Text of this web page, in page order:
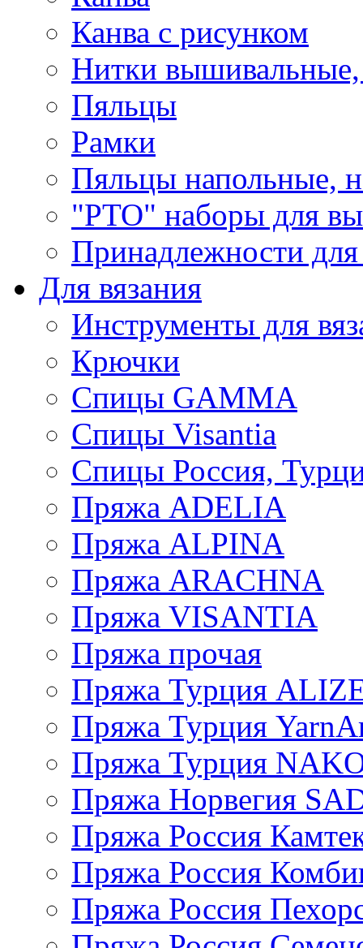
Канва с рисунком
Нитки
Пяльцы
Рамки
Пяльцы напольные,
"РТО" наборы для
Принадлежности
Для вязания
Инструменты для
Крючки
Спицы GAMMA
Спицы Visantia
Спицы Россия,
Пряжа ADELIA
Пряжа ALPINA
Пряжа ARACHNA
Пряжа VISANTIA
Пряжа прочая
Пряжа Турция
Пряжа Турция
Пряжа Турция
Пряжа Норвегия
Пряжа Россия
Пряжа Россия
Пряжа Россия